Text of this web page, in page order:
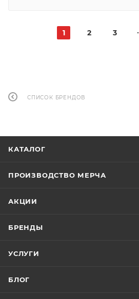
1 2 3
СПИСОК БРЕНДОВ
КАТАЛОГ
ПРОИЗВОДСТВО МЕРЧА
АКЦИИ
БРЕНДЫ
УСЛУГИ
БЛОГ